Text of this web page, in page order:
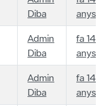
Diba
anys
Admin
Diba
fa 14
anys
Admin
Diba
fa 14
anys